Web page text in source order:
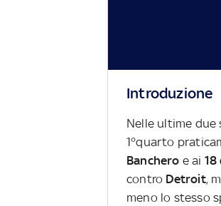
Introduzione
Nelle ultime due
1°quarto
Banchero e ai 18
contro Detroit,
meno lo stesso